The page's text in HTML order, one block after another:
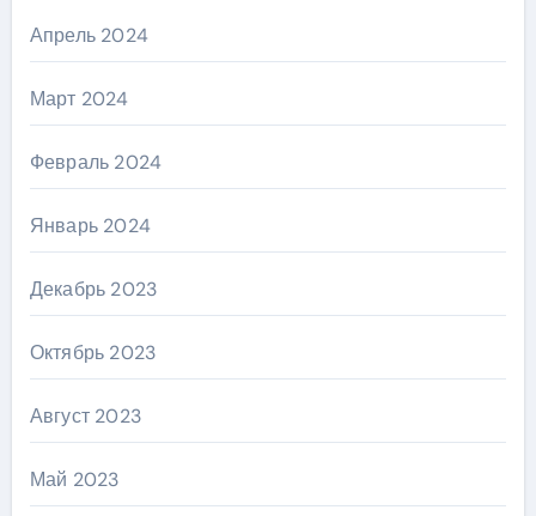
Апрель 2024
Март 2024
Февраль 2024
Январь 2024
Декабрь 2023
Октябрь 2023
Август 2023
Май 2023